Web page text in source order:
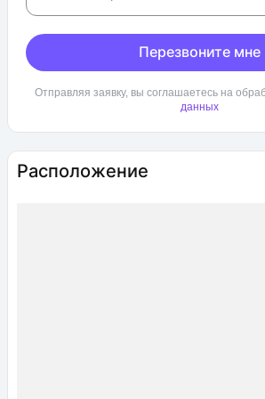
Расположение
Перезвоните мне
Отправляя заявку, вы соглашаетесь на
данных